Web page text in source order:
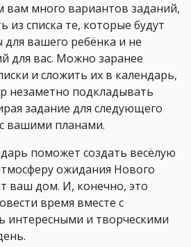
много вариантов заданий,
списка те, которые будут
вашего ребёнка и не
для вас. Можно заранее
и сложить их в календарь,
незаметно подкладывать
задание для следующего
вашими планами.
поможет создать весёлую
ожидания Нового
ваш дом. И, конечно, это
время вместе с
интересными и творческими